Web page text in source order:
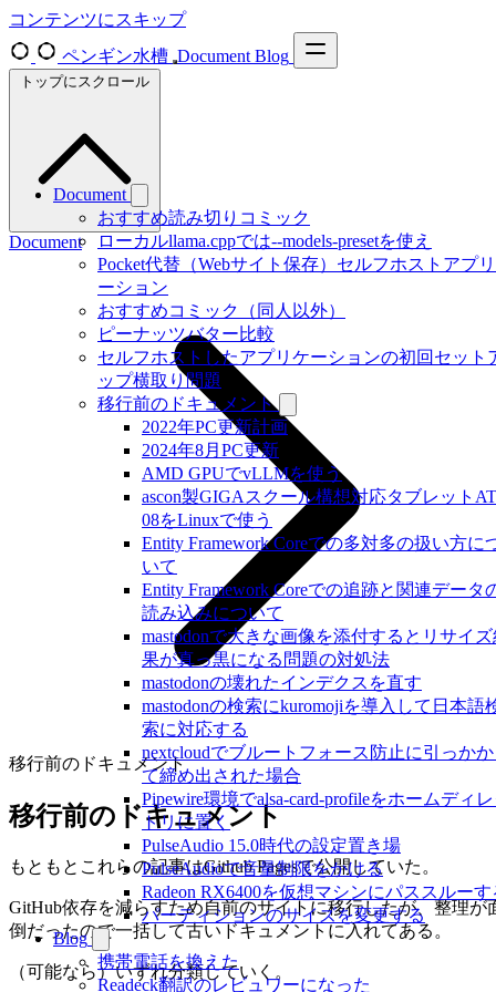
コンテンツにスキップ
ペンギン水槽 Document Blog
Document
おすすめ読み切りコミック
ローカルllama.cppでは--models-presetを使え
Pocket代替（Webサイト保存）セルフホストアプ
ーション
おすすめコミック（同人以外）
ピーナッツバター比較
セルフホストしたアプリケーションの初回セット
ップ横取り問題
移行前のドキュメント
2022年PC更新計画
2024年8月PC更新
AMD GPUでvLLMを使う
ascon製GIGAスクール構想対応タブレット
08をLinuxで使う
Entity Framework Coreでの多対多の扱い方に
いて
Entity Framework Coreでの追跡と関連データ
読み込みについて
mastodonで大きな画像を添付するとリサイ
果が真っ黒になる問題の対処法
mastodonの壊れたインデクスを直す
mastodonの検索にkuromojiを導入して日本語
索に対応する
nextcloudでブルートフォース防止に引っか
て締め出された場合
Pipewire環境でalsa-card-profileをホームディ
トリに置く
PulseAudio 15.0時代の設定置き場
PulseAudioで音量制限をかける
Radeon RX6400を仮想マシンにパススルーす
パーティションのサイズを変更する
Blog
携帯電話を換えた
Readeck翻訳のレビュワーになった
トップにスクロール
Document
移行前のドキュメント
移行前のドキュメント
もともとこれらの記事はGithub Pagesで公開していた。
GitHub依存を減らすため自前のサイトに移行したが、整理が
倒だったので一括して古いドキュメントに入れてある。
（可能なら）いずれ分類していく。